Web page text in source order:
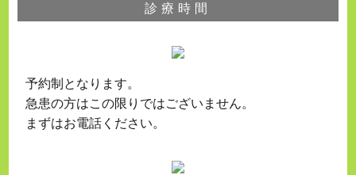
診療時間
予約制となります。
急患の方はこの限りではございません。
まずはお電話ください。